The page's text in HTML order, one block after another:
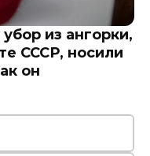
из ангорки,
СССР, носили
он